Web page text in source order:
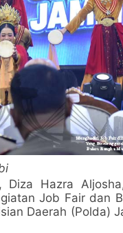
Hazra
Job Fair dan
Daerah (Polda)